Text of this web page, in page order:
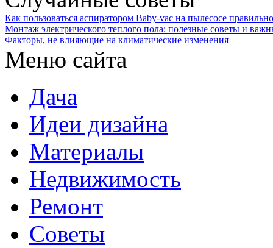
Как пользоваться аспиратором Baby-vac на пылесосе
Монтаж электрического теплого пола: полезные советы и
Факторы, не влияющие на климатические изменения
Меню сайта
Дача
Идеи дизайна
Материалы
Недвижимость
Ремонт
Советы